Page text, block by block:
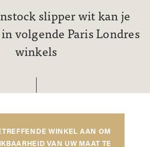
slipper wit kan je
volgende Paris Londres
winkels
WINKEL AAN OM
VAN UW MAAT TE